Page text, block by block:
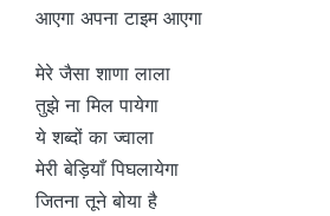
आएगा अपना टाइम आएगा
मेरे जैसा शाणा लाला
तुझे ना मिल पायेगा
ये शब्दों का ज्वाला
मेरी बेड़ियाँ पिघलायेगा
जितना तूने बोया है